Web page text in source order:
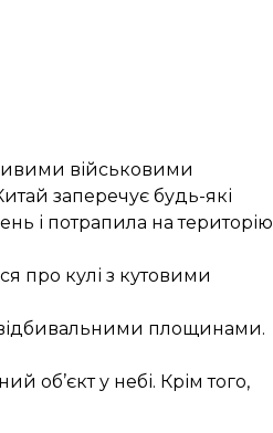
військовими
заперечує будь-які
і потрапила на територію
про кулі з кутовими
відбивальними площинами.
об’єкт у небі. Крім того,